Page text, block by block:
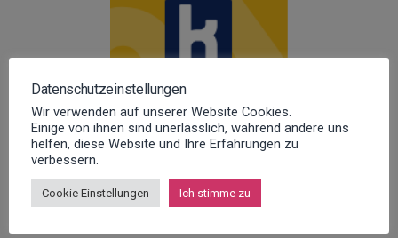
Datenschutzeinstellungen
Wir verwenden auf unserer Website Cookies.
Einige von ihnen sind unerlässlich, während andere uns
helfen, diese Website und Ihre Erfahrungen zu
verbessern.
Cookie Einstellungen Ich stimme zu